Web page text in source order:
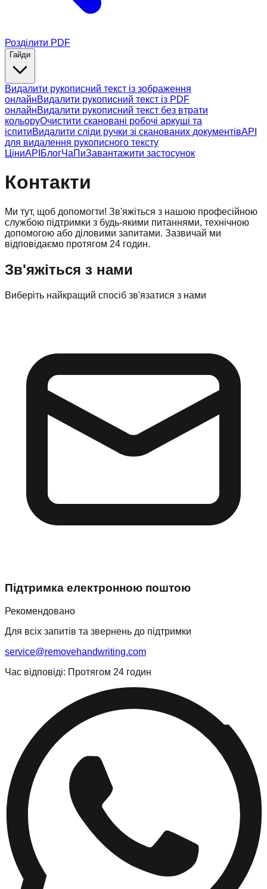
Розділити PDF
Гайди
Видалити рукописний текст із зображення
онлайнВидалити рукописний текст із PDF
онлайнВидалити рукописний текст без втрати
кольоруОчистити скановані робочі аркуші та
іспитиВидалити сліди ручки зі сканованих документівAPI
для видалення рукописного тексту
ЦіниAPI БлогЧаПиЗавантажити застосунок
Контакти
Ми тут, щоб допомогти! Зв'яжіться з нашою професійною
службою підтримки з будь-якими питаннями, технічною
допомогою або діловими запитами. Зазвичай ми
відповідаємо протягом 24 годин.
Зв'яжіться з нами
Виберіть найкращий спосіб зв'язатися з нами
Підтримка електронною поштою
Рекомендовано
Для всіх запитів та звернень до підтримки
service@removehandwriting.com
Час відповіді: Протягом 24 годин